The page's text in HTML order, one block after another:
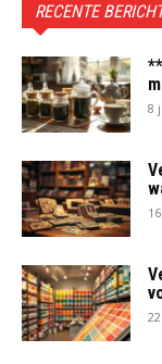
RECENTE
8